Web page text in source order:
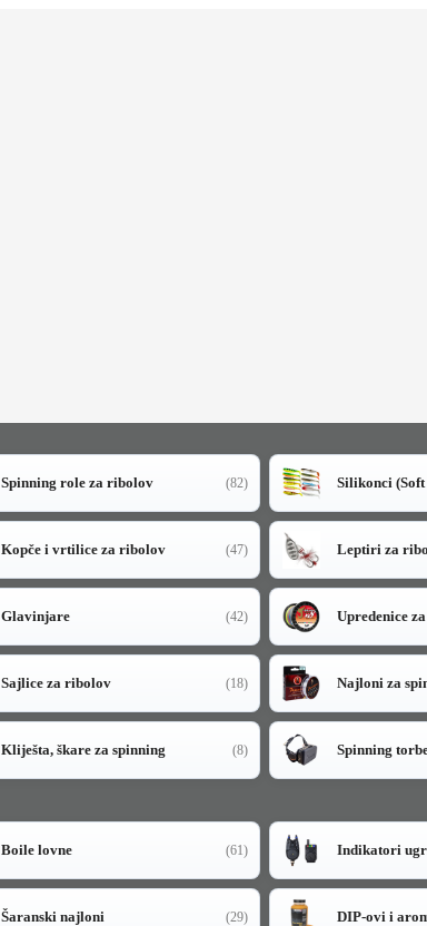
Spinning role za ribolov (82) Silikonci
Kopče i vrtilice za ribolov (47) Leptiri za
Glavinjare (42) Upredenice
Sajlice za ribolov (18) Najloni za
Kliješta, škare za spinning (8) Spinning
Boile lovne (61) Indikatori
Šaranski najloni (29) DIP-ovi i